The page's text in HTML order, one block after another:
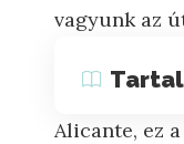
vagyunk az
Alicante, ez